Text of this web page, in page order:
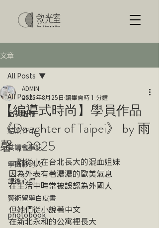
文章
All Posts
室長週報
結業作品
共讀會筆記
學攝影的人
課後心得
藝術留學白皮書
photobook
All Posts
【編導式時尚】學員作品
《Daughter of Taipei》 by 雨
馨，2025
ADMIN
2025年8月25日 讀畢需時 1 分鐘
一對從小在台北長大的混血姐妹
因為外表有著濃濃的歐美氣息
在生活中時常被誤認為外國人
但她們從小說著中文
在新北永和的公寓裡長大